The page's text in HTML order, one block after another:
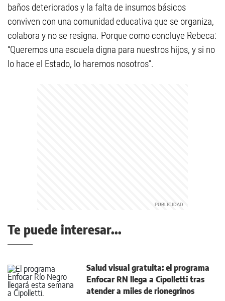
baños deteriorados y la falta de insumos básicos
conviven con una comunidad educativa que se organiza,
colabora y no se resigna. Porque como concluye Rebeca:
“Queremos una escuela digna para nuestros hijos, y si no
lo hace el Estado, lo haremos nosotros”.
Te puede interesar...
Salud visual gratuita: el programa
Enfocar RN llega a Cipolletti tras
atender a miles de rionegrinos